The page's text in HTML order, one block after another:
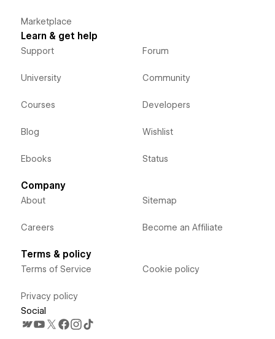
Marketplace
Learn & get help
Support
University
Courses
Blog
Ebooks
Forum
Community
Developers
Wishlist
Status
Company
About
Careers
Sitemap
Become an Affiliate
Terms & policy
Terms of Service
Privacy policy
Cookie policy
Social